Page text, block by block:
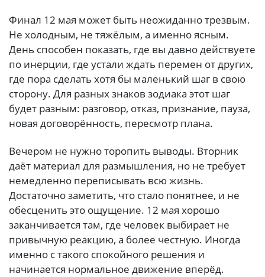
Финал 12 мая может быть неожиданно трезвым.
Не холодным, не тяжёлым, а именно ясным.
День способен показать, где вы давно действуете
по инерции, где устали ждать перемен от других,
где пора сделать хотя бы маленький шаг в свою
сторону. Для разных знаков зодиака этот шаг
будет разным: разговор, отказ, признание, пауза,
новая договорённость, пересмотр плана.
Вечером не нужно торопить выводы. Вторник
даёт материал для размышления, но не требует
немедленно переписывать всю жизнь.
Достаточно заметить, что стало понятнее, и не
обесценить это ощущение. 12 мая хорошо
заканчивается там, где человек выбирает не
привычную реакцию, а более честную. Иногда
именно с такого спокойного решения и
начинается нормальное движение вперёд.